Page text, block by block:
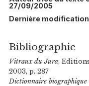
27/09/2005
Dernière
Bibliographie
Vitraux du Jura,
2003, p. 287
Dictionnaire